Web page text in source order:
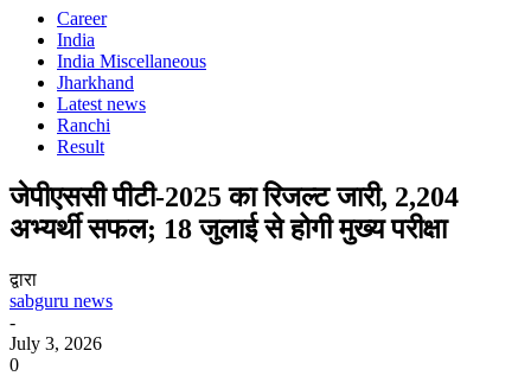
Career
India
India Miscellaneous
Jharkhand
Latest news
Ranchi
Result
जेपीएससी पीटी-2025 का रिजल्ट जारी, 2,204
अभ्यर्थी सफल; 18 जुलाई से होगी मुख्य परीक्षा
द्वारा
sabguru news
-
July 3, 2026
0